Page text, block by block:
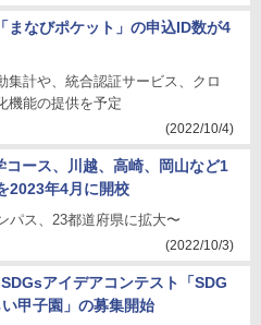
まなびポケット」の申込ID数が4
集計や、統合認証サービス、クロ
機能の提供を予定
(2022/10/4)
コース、川越、高崎、岡山など1
2023年4月に開校
パス、23都道府県に拡大〜
(2022/10/3)
アイデアコンテスト「SDG
甲子園」の募集開始